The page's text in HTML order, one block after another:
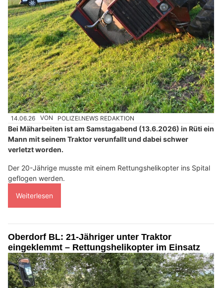
14.06.26 VON POLIZEI.NEWS REDAKTION
Bei Mäharbeiten ist am Samstagabend (13.6.2026) in Rüti ein
Mann mit seinem Traktor verunfallt und dabei schwer
verletzt worden.
Der 20-Jährige musste mit einem Rettungshelikopter ins Spital
geflogen werden.
Weiterlesen
Oberdorf BL: 21-Jähriger unter Traktor
eingeklemmt – Rettungshelikopter im Einsatz